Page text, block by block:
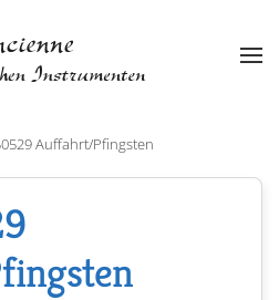
Auffahrt/Pfingsten